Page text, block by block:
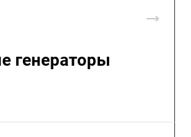
генераторы